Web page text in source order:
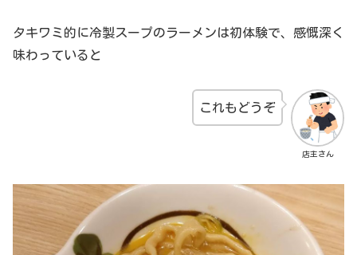
タキワミ的に冷製スープのラーメンは初体験で、感慨深く
味わっていると
店主さん
これもどうぞ